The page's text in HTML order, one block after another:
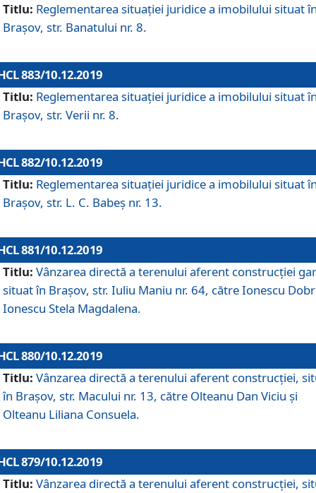
Titlu: Reglementarea situației juridice a imobilului situat
Brașov, str. Banatului nr. 8.
883/10.12.2019
Titlu: Reglementarea situației juridice a imobilului situat
Brașov, str. Verii nr. 8.
882/10.12.2019
Titlu: Reglementarea situației juridice a imobilului situat
Brașov, str. L. C. Babeș nr. 13.
881/10.12.2019
Titlu: Vânzarea directă a terenului aferent construcției
situat în Brașov, str. Iuliu Maniu nr. 64, către Ionescu
Ionescu Stela Magdalena.
880/10.12.2019
Titlu: Vânzarea directă a terenului aferent construcției,
în Brașov, str. Macului nr. 13, către Olteanu Dan Viciu și
Olteanu Liliana Consuela.
879/10.12.2019
Titlu: Vânzarea directă a terenului aferent construcției,